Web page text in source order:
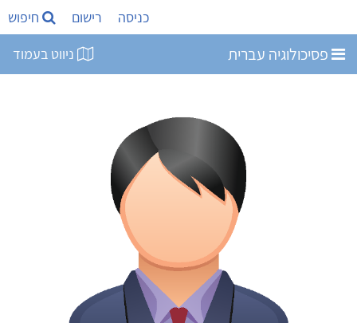
כניסה רישום חיפוש
פסיכולוגיה עברית ניווט בעמוד